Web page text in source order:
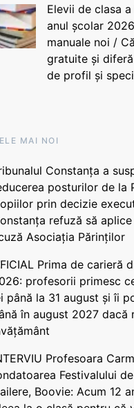
Elevii de clasa
anul școlar
manuale noi /
gratuite și
de profil și
MAI NOI
Constanța a
posturilor de la
prin decizie
refuză să
Asociația Părinților
Prima de carieră
profesorii primesc
până la 31 august și îi
în august 2027 dacă
Profesoara
Festivalului
Boovie: Acum 12